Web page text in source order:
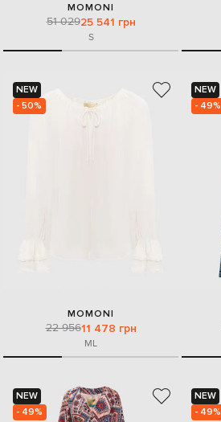
MOMONI
51 02925 541 грн
S
NEW
- 50%
MOMONI
22 95611 478 грн
ML
NEW
- 49%
NEW
- 49%
NEW
- 49%